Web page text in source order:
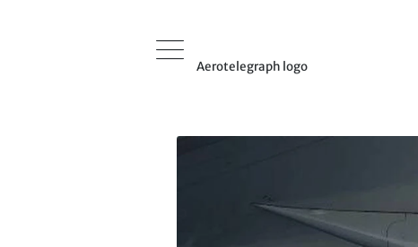
Aerotelegraph logo